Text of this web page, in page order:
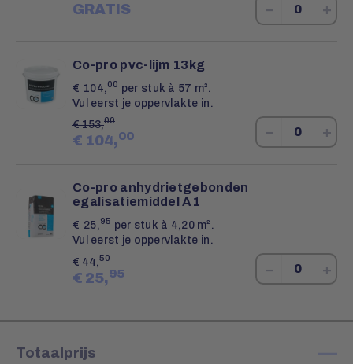
GRATIS − +
Co-pro pvc-lijm 13kg
€ 104, 00 per stuk à 57 m².
Vul eerst je oppervlakte in.
€153,00
€ 104,00 − +
Co-pro anhydrietgebonden
egalisatiemiddel A1
€ 25, 95 per stuk à 4,20 m².
Vul eerst je oppervlakte in.
€44,50
€ 25,95 − +
Totaalprijs —